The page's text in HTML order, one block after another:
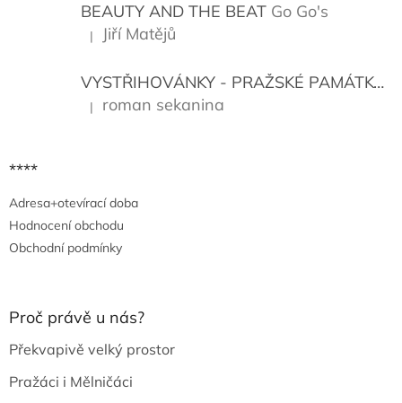
BEAUTY AND THE BEAT Go Go's
Hodnocení produktu je 5 z 5 hvězdiček.
| Jiří Matějů
VYSTŘIHOVÁNKY - PRAŽSKÉ PAMÁTKY
Hodnocení produktu je 5 z 5 hvězdiček.
| roman sekanina
****
Adresa+otevírací doba
Hodnocení obchodu
Obchodní podmínky
Proč právě u nás?
Překvapivě velký prostor
Pražáci i Mělničáci